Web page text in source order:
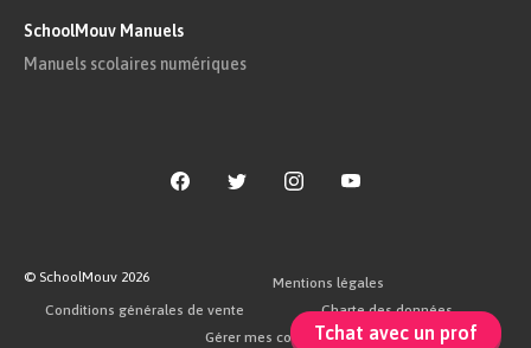
Tchat avec un prof
La première partie couvre 18 jours en juin :
le chapitre II se déroule le samedi ;
et IV ;
puis une autre lors du chapitre V ;
SchoolMouv Manuels
Manuels scolaires numériques
© SchoolMouv 2026
Mentions légales
Conditions générales de vente
Charte des données
Gérer mes cookies